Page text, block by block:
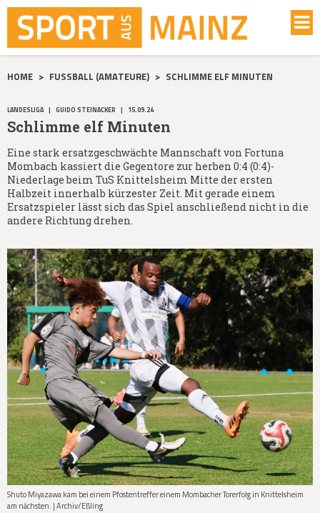
HOME > FUSSBALL (AMATEURE) > SCHLIMME ELF MINUTEN
LANDESLIGA | GUIDO STEINACKER | 15.09.24
Schlimme elf Minuten
Eine stark ersatzgeschwächte Mannschaft von Fortuna
Mombach kassiert die Gegentore zur herben 0:4 (0:4)-
Niederlage beim TuS Knittelsheim Mitte der ersten
Halbzeit innerhalb kürzester Zeit. Mit gerade einem
Ersatzspieler lässt sich das Spiel anschließend nicht in die
andere Richtung drehen.
Shuto Miyazawa kam bei einem Pfostentreffer einem Mombacher Torerfolg in Knittelsheim
am nächsten. | Archiv/Eßling